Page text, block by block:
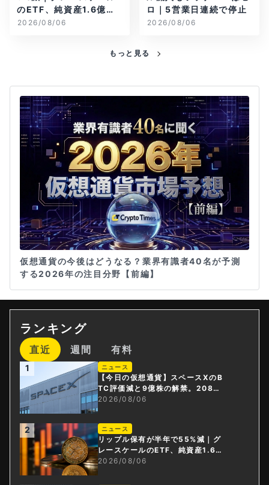
のETF、純資産1.6億ド
ル減
2026/08/06
ロ｜5営業日連続で停止
2026/08/06
もっと見る
仮想通貨の今後はどうなる？業界有識者40名が予測
する2026年の注目分野【前編】
ランキング
直近 週間 有料
1 ニュース
【今日の仮想通貨】スペースXのB
TC評価減と9億株の解禁。208億
円相当のBTCが盗難
2026/08/06
2 ニュース
リップル保有が半年で55%減｜グ
レースケールのETF、純資産1.6億
ドル減
2026/08/06